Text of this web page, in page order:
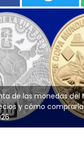
de las monedas del
y cómo